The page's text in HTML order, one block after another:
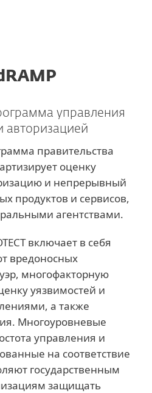
управления
авторизацией
правительства
оценку
и непрерывный
продуктов и сервисов,
агентствами.
включает в себя
вредоносных
многофакторную
уязвимостей и
а также
Многоуровневые
управления и
на соответствие
государственным
защищать